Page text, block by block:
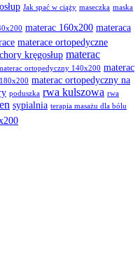
Jak spać w ciąży maseczka maska
materac 160x200 materaca
materace ortopedyczne
kręgosłup materac
ortopedyczny 140x200 materac
materac ortopedyczny na
poduszka rwa kulszowa rwa
sypialnia terapia masażu dla bólu